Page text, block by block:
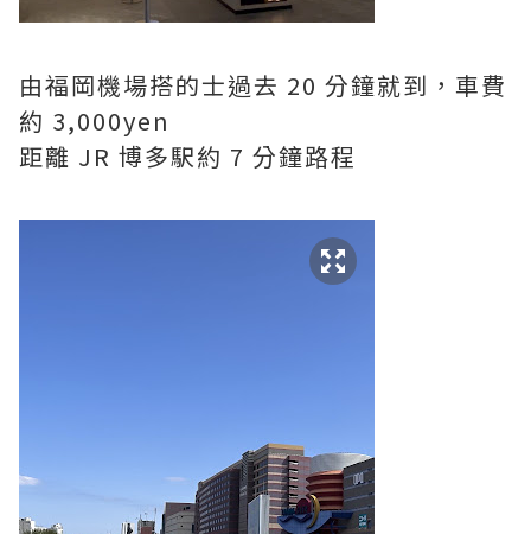
由福岡機場搭的士過去 20 分鐘就到，車費
約 3,000yen
距離 JR 博多駅約 7 分鐘路程